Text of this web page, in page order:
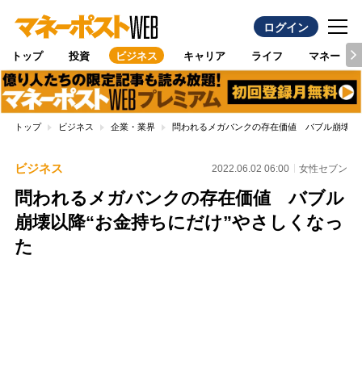
ログイン
トップ 投資 ビジネス キャリア ライフ マネー
トップ ビジネス 企業・業界 問われるメガバンクの存在価値 バブル崩壊以
ビジネス 2022.06.02 06:00 女性セブン
問われるメガバンクの存在価値 バブル
崩壊以降“お金持ちにだけ”やさしくなっ
た